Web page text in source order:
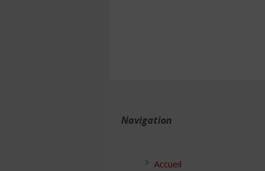
Navigation
Accueil